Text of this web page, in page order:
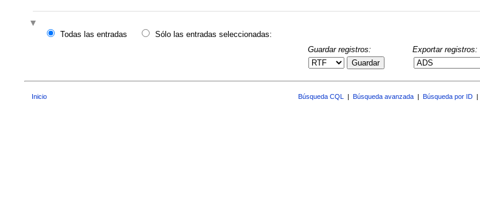
Todas las entradas
Sólo las entradas seleccionadas:
Guardar registros:
Guardar
Exportar registros:
Inicio Búsqueda CQL Búsqueda avanzada Búsqueda por ID